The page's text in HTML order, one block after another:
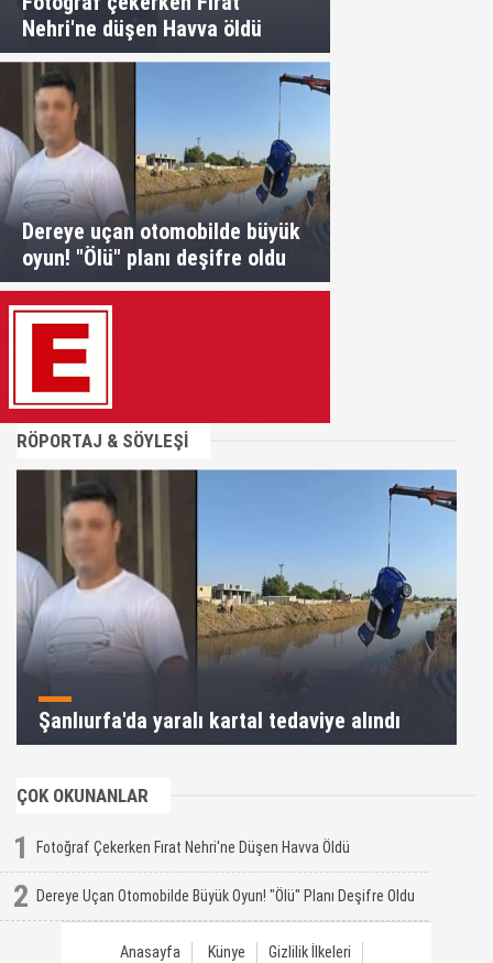
Nehri'ne düşen Havva öldü
Dereye uçan otomobilde büyük
oyun! "Ölü" planı deşifre oldu
RÖPORTAJ & SÖYLEŞİ
Şanlıurfa'da yaralı kartal tedaviye alındı
ÇOK OKUNANLAR
1 Fotoğraf Çekerken Fırat Nehri'ne Düşen Havva Öldü
2 Dereye Uçan Otomobilde Büyük Oyun! "Ölü" Planı Deşifre Oldu
Anasayfa Künye Gizlilik İlkeleri